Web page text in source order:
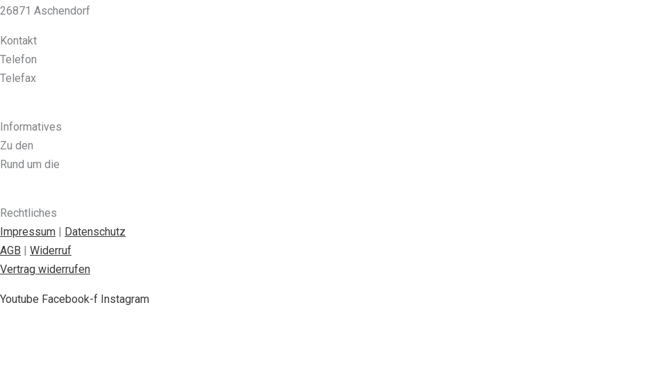
26871 Aschendorf
Kontakt
Telefon
Telefax
Informatives
Zu den
Rund um die
Rechtliches
Impressum
Datenschutz
AGB
Widerruf
Vertrag widerrufen
Youtube Facebook-f Instagram